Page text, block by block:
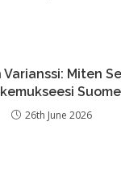
Miten
26th June 2026